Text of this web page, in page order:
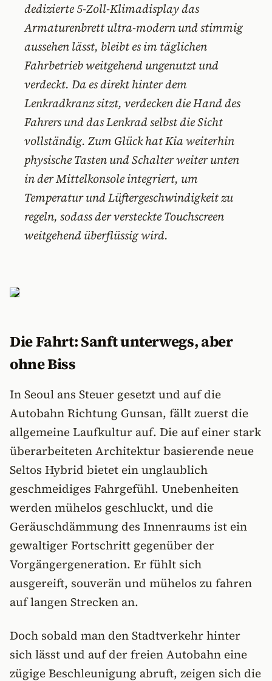
dedizierte 5-Zoll-Klimadisplay das
Armaturenbrett ultra-modern und stimmig
aussehen lässt, bleibt es im täglichen
Fahrbetrieb weitgehend ungenutzt und
verdeckt. Da es direkt hinter dem
Lenkradkranz sitzt, verdecken die Hand des
Fahrers und das Lenkrad selbst die Sicht
vollständig. Zum Glück hat Kia weiterhin
physische Tasten und Schalter weiter unten
in der Mittelkonsole integriert, um
Temperatur und Lüftergeschwindigkeit zu
regeln, sodass der versteckte Touchscreen
weitgehend überflüssig wird.
Die Fahrt: Sanft unterwegs, aber
ohne Biss
In Seoul ans Steuer gesetzt und auf die
Autobahn Richtung Gunsan, fällt zuerst die
allgemeine Laufkultur auf. Die auf einer stark
überarbeiteten Architektur basierende neue
Seltos Hybrid bietet ein unglaublich
geschmeidiges Fahrgefühl. Unebenheiten
werden mühelos geschluckt, und die
Geräuschdämmung des Innenraums ist ein
gewaltiger Fortschritt gegenüber der
Vorgängergeneration. Er fühlt sich
ausgereift, souverän und mühelos zu fahren
auf langen Strecken an.
Doch sobald man den Stadtverkehr hinter
sich lässt und auf der freien Autobahn eine
zügige Beschleunigung abruft, zeigen sich die